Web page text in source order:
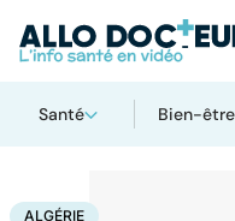
Santé Bien-être
AccueilSanté
ALGÉRIE